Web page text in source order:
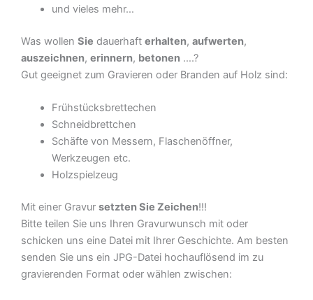
und vieles mehr…
Was wollen Sie dauerhaft erhalten, aufwerten,
auszeichnen, erinnern, betonen ….?
Gut geeignet zum Gravieren oder Branden auf Holz sind:
Frühstücksbrettechen
Schneidbrettchen
Schäfte von Messern, Flaschenöffner,
Werkzeugen etc.
Holzspielzeug
Mit einer Gravur setzten Sie Zeichen!!!
Bitte teilen Sie uns Ihren Gravurwunsch mit oder
schicken uns eine Datei mit Ihrer Geschichte. Am besten
senden Sie uns ein JPG-Datei hochauflösend im zu
gravierenden Format oder wählen zwischen: